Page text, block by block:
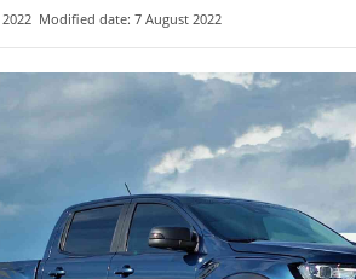
Modified date: 7 August 2022